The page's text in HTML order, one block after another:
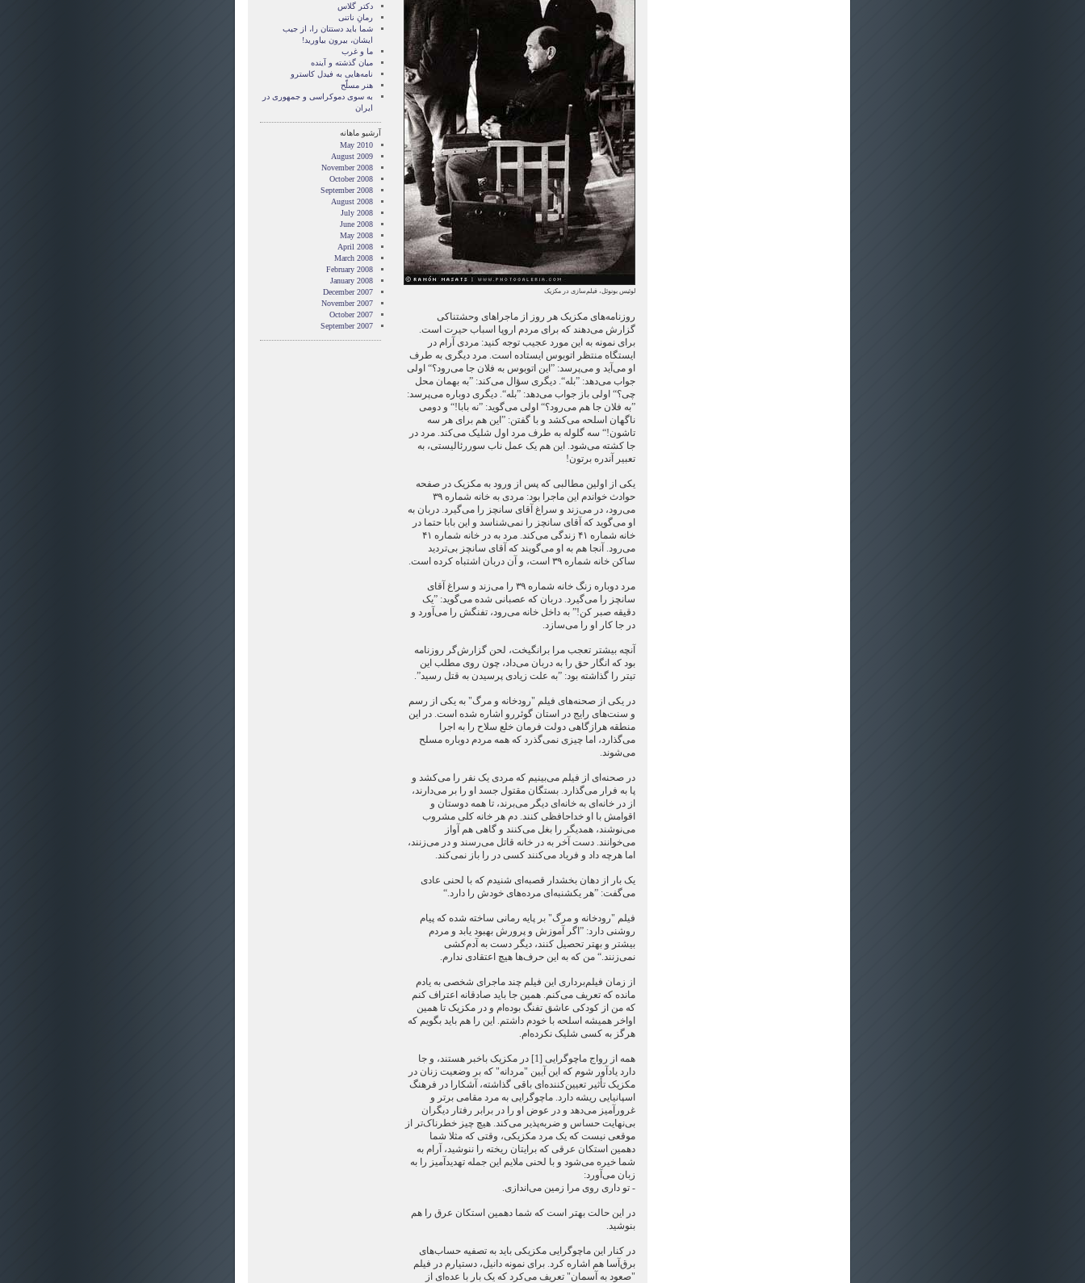
لوئیس بونوئل، فیلم‌سازی در مکزیک
روزنامه‌های مکزیک هر روز از ماجراهای وحشتناکی
گزارش می‌دهند که برای مردم اروپا اسباب حیرت است.
برای نمونه به این مورد عجیب توجه کنید: مردی آرام در
ایستگاه منتظر اتوبوس ایستاده است. مرد دیگری به طرف
او می‌آید و می‌پرسد: ”این اتوبوس به فلان جا می‌رود؟“ اولی
جواب می‌دهد: ”بله“. دیگری سؤال می‌کند: ”به بهمان محل
چی؟“ اولی باز جواب می‌دهد: ”بله“. دیگری دوباره می‌پرسد:
”به فلان جا هم می‌رود؟“ اولی می‌گوید: ”نه بابا!“ و دومی
ناگهان اسلحه می‌کشد و با گفتن: ”این هم برای هر سه
تاشون!“ سه گلوله به طرف مرد اول شلیک می‌کند. مرد در
جا کشته می‌شود. این هم یک عمل ناب سوررئالیستی، به
تعبیر آندره برتون!
یکی از اولین مطالبی که پس از ورود به مکزیک در صفحه
حوادث خواندم این ماجرا بود: مردی به خانه شماره ۳۹
می‌رود، در می‌زند و سراغ آقای سانچز را می‌گیرد. دربان به
او می‌گوید که آقای سانچز را نمی‌شناسد و این بابا حتما در
خانه شماره ۴۱ زندگی می‌کند. مرد به در خانه شماره ۴۱
می‌رود. آنجا هم به او می‌گویند که آقای سانچز بی‌تردید
ساکن خانه شماره ۳۹ است، و آن دربان اشتباه کرده است.
مرد دوباره زنگ خانه شماره ۳۹ را می‌زند و سراغ آقای
سانچز را می‌گیرد. دربان که عصبانی شده می‌گوید: ”یک
دقیقه صبر کن!” به داخل خانه می‌رود، تفنگش را می‌آورد و
در جا کار او را می‌سازد.
آنچه بیشتر تعجب مرا برانگیخت، لحن گزارش‌گر روزنامه
بود که انگار حق را به دربان می‌داد، چون روی مطلب این
تیتر را گذاشته بود: ”به علت زیادی پرسیدن به قتل رسید”.
در یکی از صحنه‌های فیلم "رودخانه و مرگ" به یکی از رسم
و سنت‌های رایج در استان گوئررو اشاره شده است. در این
منطقه هرازگاهی دولت فرمان خلع سلاح را به اجرا
می‌گذارد، اما چیزی نمی‌گذرد که همه مردم دوباره مسلح
می‌شوند.
در صحنه‌ای از فیلم می‌بینیم که مردی یک نفر را می‌کشد و
پا به فرار می‌گذارد. بستگان مقتول جسد او را بر می‌دارند،
از در خانه‌ای به خانه‌ای دیگر می‌برند، تا همه دوستان و
اقوامش با او خداحافظی کنند. دم هر خانه کلی مشروب
می‌نوشند، همدیگر را بغل می‌کنند و گاهی هم آواز
می‌خوانند. دست آخر به در خانه قاتل می‌رسند و در می‌زنند،
اما هرچه داد و فریاد می‌کنند کسی در را باز نمی‌کند.
یک بار از دهان بخشدار قصبه‌ای شنیدم که با لحنی عادی
می‌گفت: ”هر یکشنبه‌ای مرده‌های خودش را دارد.“
فیلم "رودخانه و مرگ" بر پایه رمانی ساخته شده که پیام
روشنی دارد: ”اگر آموزش و پرورش بهبود یابد و مردم
بیشتر و بهتر تحصیل کنند، دیگر دست به آدم‌کشی
نمی‌زنند.“ من که به این حرف‌ها هیچ اعتقادی ندارم.
از زمان فیلم‌برداری این فیلم چند ماجرای شخصی به یادم
مانده که تعریف می‌کنم. همین جا باید صادقانه اعتراف کنم
که من از کودکی عاشق تفنگ بوده‌ام و در مکزیک تا همین
اواخر همیشه اسلحه با خودم داشتم. این را هم باید بگویم که
هرگز به کسی شلیک نکرده‌ام.
همه از رواج ماچوگرایی [1] در مکزیک باخبر هستند، و جا
دارد یادآور شوم که این آیین "مردانه" که بر وضعیت زنان در
مکزیک تأثیر تعیین‌کننده‌ای باقی گذاشته، آشکارا در فرهنگ
اسپانیایی ریشه دارد. ماچوگرایی به مرد مقامی برتر و
غرورآمیز می‌دهد و در عوض او را در برابر رفتار دیگران
بی‌نهایت حساس و ضربه‌پذیر می‌کند. هیچ چیز خطرناک‌تر از
موقعی نیست که یک مرد مکزیکی، وقتی که مثلا شما
دهمین استکان عرقی که برایتان ریخته را ننوشید، آرام به
شما خیره می‌شود و با لحنی ملایم این جمله تهدیدآمیز را به
زبان می‌آورد:
- تو داری روی مرا زمین می‌اندازی.
در این حالت بهتر است که شما دهمین استکان عرق را هم
بنوشید.
در کنار این ماچوگرایی مکزیکی باید به تصفیه حساب‌های
برق‌آسا هم اشاره کرد. برای نمونه دانیل، دستیارم در فیلم
"صعود به آسمان" تعریف می‌کرد که یک بار با عده‌ای از
دکتر گلاس
رمانِ ناتنی
شما بايد دستتان را، از جيب
ايشان، بيرون بياوريد!
ما و غرب
میان گذشته و آینده
نامه‌هایی به فیدل کاسترو
هنر مسلّح
‌به سوی دموکراسی و جمهوری در
ایران
آرشیو ماهانه
May 2010
August 2009
November 2008
October 2008
September 2008
August 2008
July 2008
June 2008
May 2008
April 2008
March 2008
February 2008
January 2008
December 2007
November 2007
October 2007
September 2007